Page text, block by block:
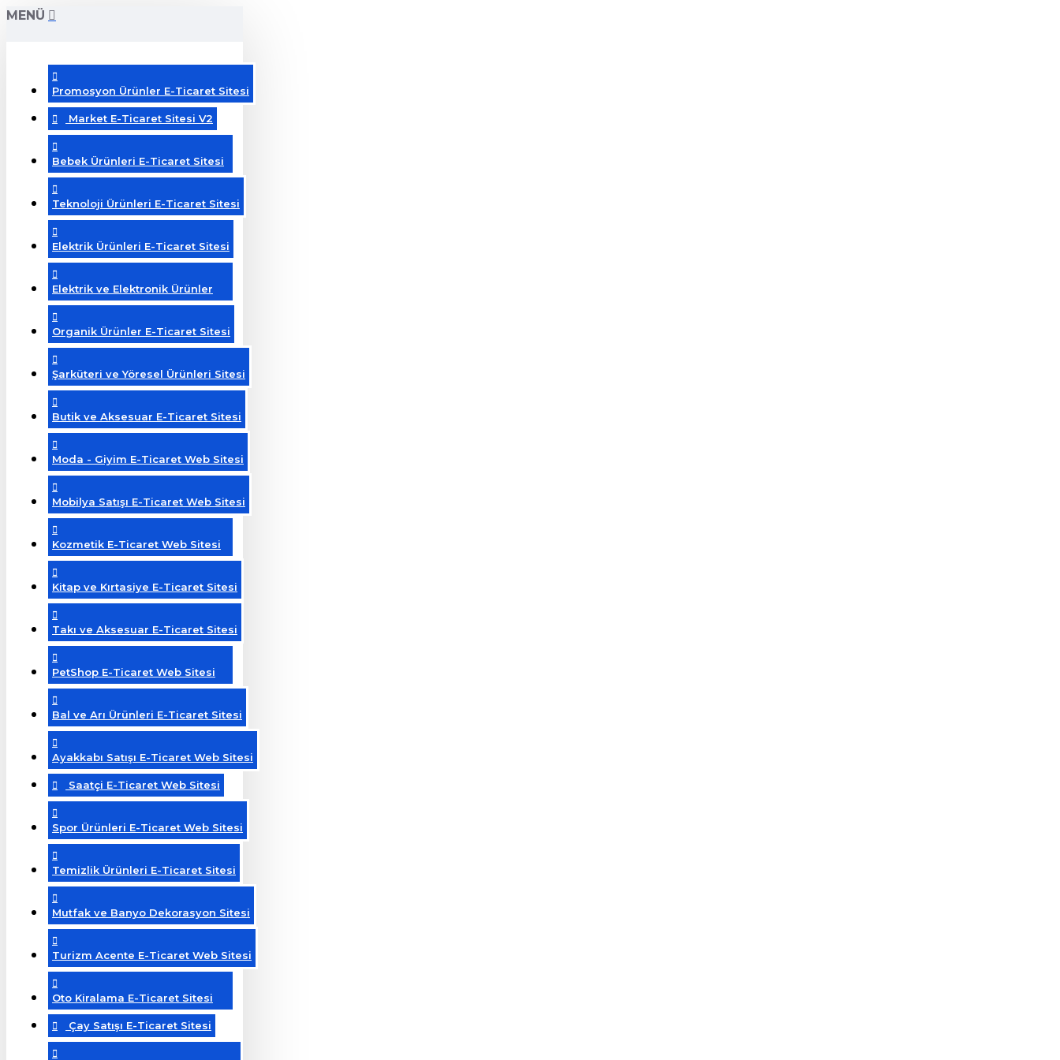
MENÜ
Promosyon Ürünler E-Ticaret Sitesi
Market E-Ticaret Sitesi V2
Bebek Ürünleri E-Ticaret Sitesi
Teknoloji Ürünleri E-Ticaret Sitesi
Elektrik Ürünleri E-Ticaret Sitesi
Elektrik ve Elektronik Ürünler
Organik Ürünler E-Ticaret Sitesi
Şarküteri ve Yöresel Ürünleri Sitesi
Butik ve Aksesuar E-Ticaret Sitesi
Moda - Giyim E-Ticaret Web Sitesi
Mobilya Satışı E-Ticaret Web Sitesi
Kozmetik E-Ticaret Web Sitesi
Kitap ve Kırtasiye E-Ticaret Sitesi
Takı ve Aksesuar E-Ticaret Sitesi
PetShop E-Ticaret Web Sitesi
Bal ve Arı Ürünleri E-Ticaret Sitesi
Ayakkabı Satışı E-Ticaret Web Sitesi
Saatçi E-Ticaret Web Sitesi
Spor Ürünleri E-Ticaret Web Sitesi
Temizlik Ürünleri E-Ticaret Sitesi
Mutfak ve Banyo Dekorasyon Sitesi
Turizm Acente E-Ticaret Web Sitesi
Oto Kiralama E-Ticaret Sitesi
Çay Satışı E-Ticaret Sitesi